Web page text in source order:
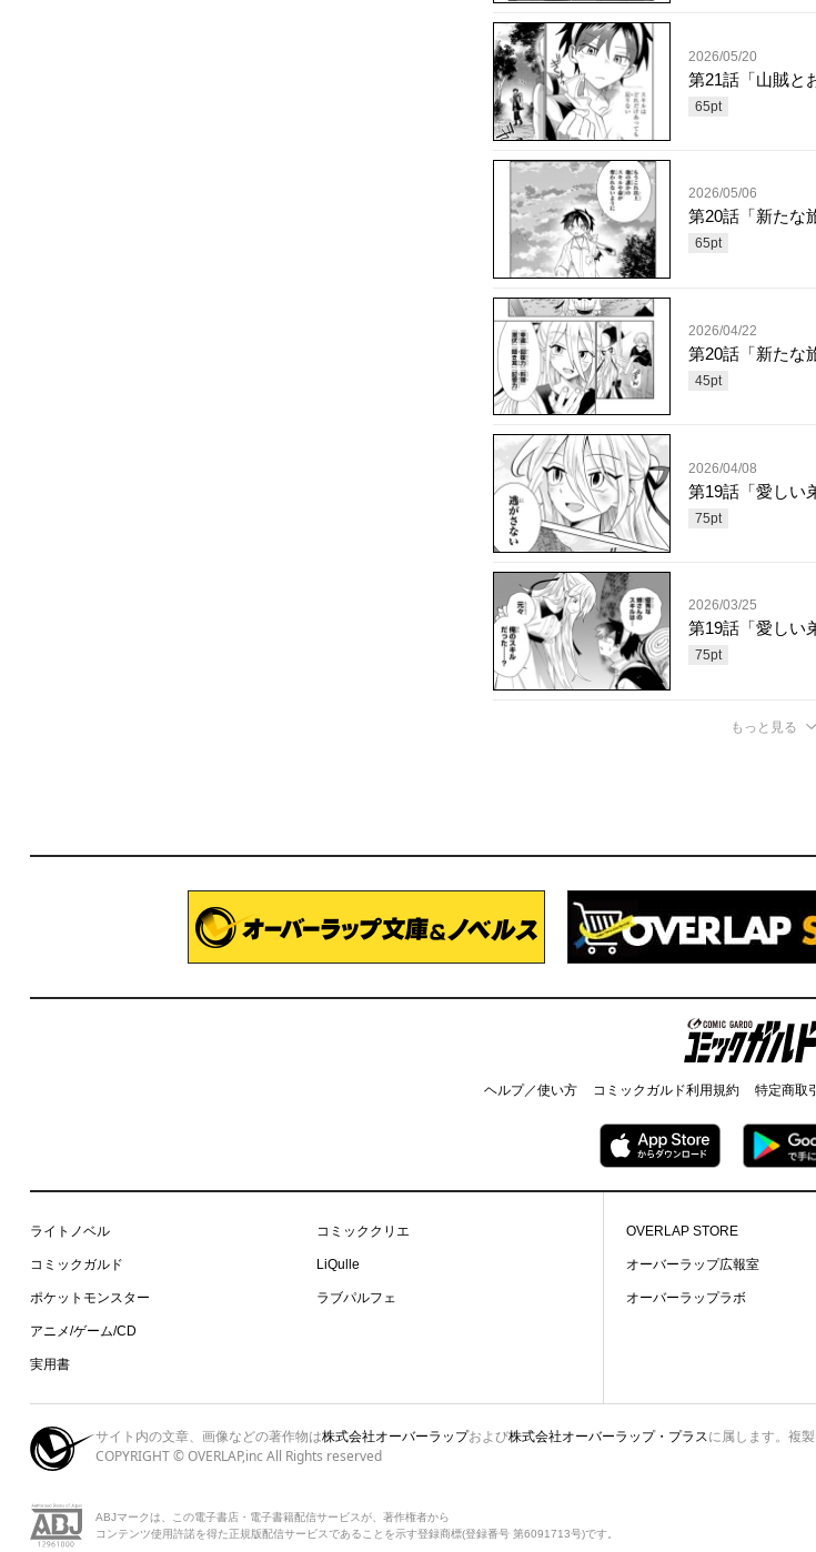
2026/05/20
第21話「山賊と
65pt
2026/05/06
第20話「新たな
65pt
2026/04/22
第20話「新たな
45pt
2026/04/08
第19話「愛しい
75pt
2026/03/25
第19話「愛しい
75pt
もっと見る
コミックガルド
ヘルプ／使い方 コミックガルド利用規約 特定商取
ライトノベル
コミックガルド
ポケットモンスター
アニメ/ゲーム/CD
実用書
コミッククリエ
LiQulle
ラブパルフェ
OVERLAP STORE
オーバーラップ広報室
オーバーラップラボ
サイト内の文章、画像などの著作物は株式会社オーバーラップおよび株式会社オーバーラップ・プラス に属します。複
COPYRIGHT © OVERLAP,inc All Rights reserved
ABJマークは、この電子書店・電子書籍配信サービスが、著作権者から
コンテンツ使用許諾を得た正規版配信サービスであることを示す登録商標(登録番号 第6091713号)です。